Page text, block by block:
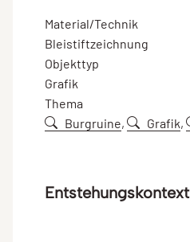
Material/Technik
Bleistiftzeichnung
Objekttyp
Grafik
Thema
Burgruine, Grafik,
Entstehungskontext